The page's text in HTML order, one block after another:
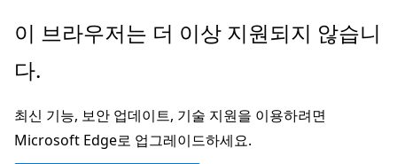
주
콘
츠
로
이 브라우저는 더 이상 지원되지 않습니
다.
최신 기능, 보안 업데이트, 기술 지원을 이용하려면
Microsoft Edge로 업그레이드하세요.